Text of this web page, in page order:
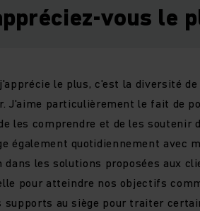
vous le
le plus, c'est la diversité
J'aime particulièrement le fait de
les comprendre et de les soutenir
également quotidiennement avec
dans les solutions proposées aux
pour atteindre nos objectifs
supports au siège pour traiter